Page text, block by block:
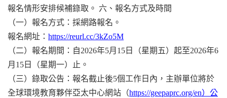
報名情形安排候補錄取。 六、報名方式及時間
（一）報名方式：採網路報名。
報名網址： https://reurl.cc/3kZo5M
（二）報名期間：自2026年5月15日（星期五）起至2026年6
月15日（星期一）止。
（三）錄取公告：報名截止後5個工作日內，主辦單位將於
全球環境教育夥伴亞太中心網站（https://geepaprc.org/en）公